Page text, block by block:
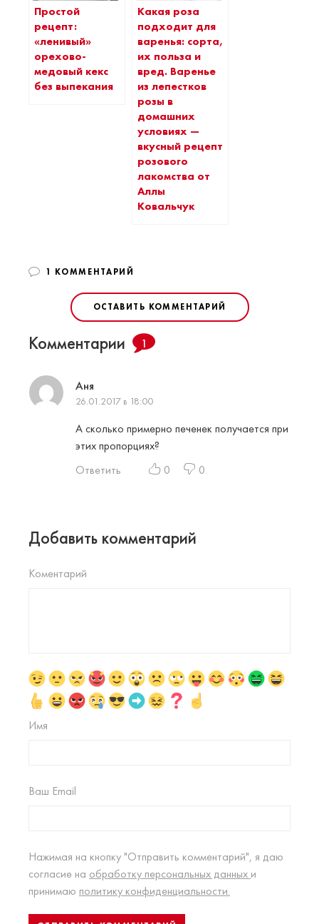
Простой
рецепт:
«ленивый»
орехово-
медовый кекс
без выпекания
Какая роза
подходит для
варенья: сорта,
их польза и
вред. Варенье
из лепестков
розы в
домашних
условиях —
вкусный рецепт
розового
лакомства от
Аллы
Ковальчук
1 КОММЕНТАРИЙ
ОСТАВИТЬ КОММЕНТАРИЙ
Комментарии 1
Аня
26.01.2017 в 18:00
А сколько примерно печенек получается при
этих пропорциях?
Ответить
0 0
Добавить комментарий
Коментарий
Имя
Ваш Email
Нажимая на кнопку "Отправить комментарий", я даю
согласие на обработку персональных данных и
принимаю политику конфиденциальности.